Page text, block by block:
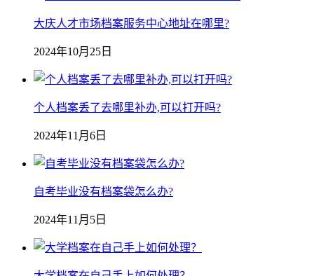
大庆人才市场档案服务中心地址在哪里?
2024年10月25日
个人档案丢了去哪里补办,可以打开吗?
2024年11月6日
自考毕业没有档案袋怎么办?
2024年11月5日